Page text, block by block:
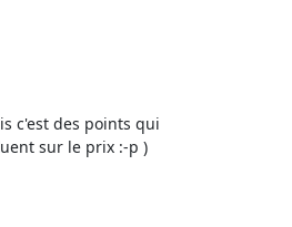
c'est des points qui
sur le prix :-p )